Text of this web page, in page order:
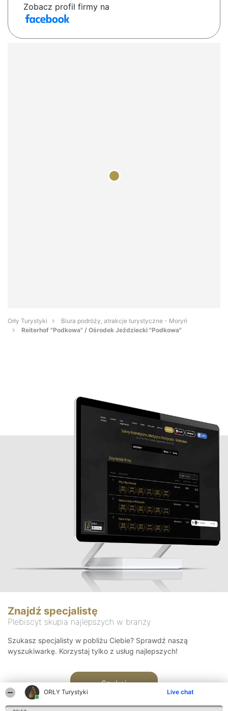
ORŁY Turystyki Live chat
Zobacz profil firmy na
Orły Turystyki
Biura podróży, atrakcje turystyczne - Moryń
Reiterhof "Podkowa" / Ośrodek Jeździecki "Podkowa"
Znajdź specjalistę
Plebiscyt skupia najlepszych w branży
Szukasz specjalisty w pobliżu Ciebie? Sprawdź naszą
wyszukiwarkę. Korzystaj tylko z usług najlepszych!
Szukaj